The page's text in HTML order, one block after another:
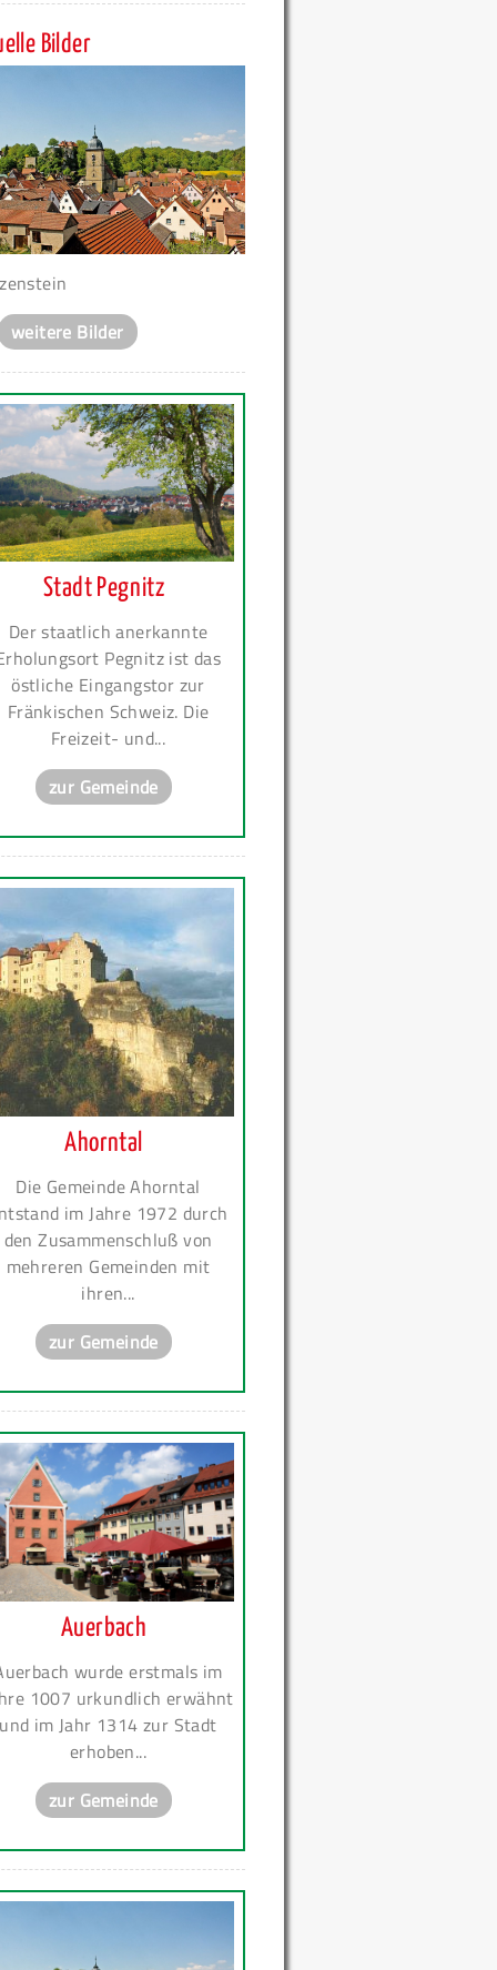
Bilder
weitere Bilder
Stadt Pegnitz
Der staatlich anerkannte
Pegnitz ist das
östliche Eingangstor zur
Fränkischen Schweiz. Die
Freizeit- und...
zur Gemeinde
Ahorntal
Die Gemeinde Ahorntal
im Jahre 1972 durch
den Zusammenschluß von
mehreren Gemeinden mit
ihren...
zur Gemeinde
Auerbach
wurde erstmals im
1007 urkundlich erwähnt
und im Jahr 1314 zur Stadt
erhoben...
zur Gemeinde